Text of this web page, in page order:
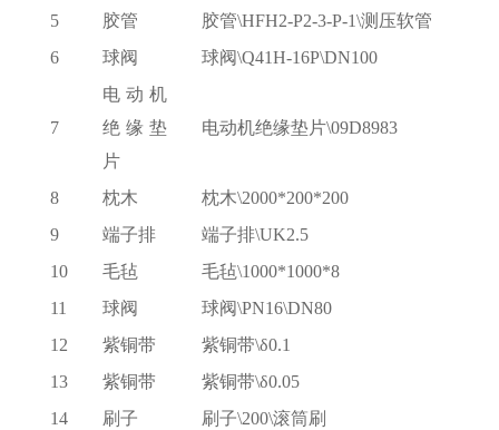
5 胶管 胶管\HFH2-P2-3-P-1\测压软管
6
球阀 球阀\Q41H-16P\DN100
7
电动机
绝缘垫
片
电动机绝缘垫片\09D8983
8 枕木 枕木\2000*200*200
9
端子排 端子排\UK2.5
10
毛毡 毛毡\1000*1000*8
11
球阀 球阀\PN16\DN80
12
紫铜带 紫铜带\δ0.1
13
紫铜带 紫铜带\δ0.05
14
刷子 刷子\200\滚筒刷